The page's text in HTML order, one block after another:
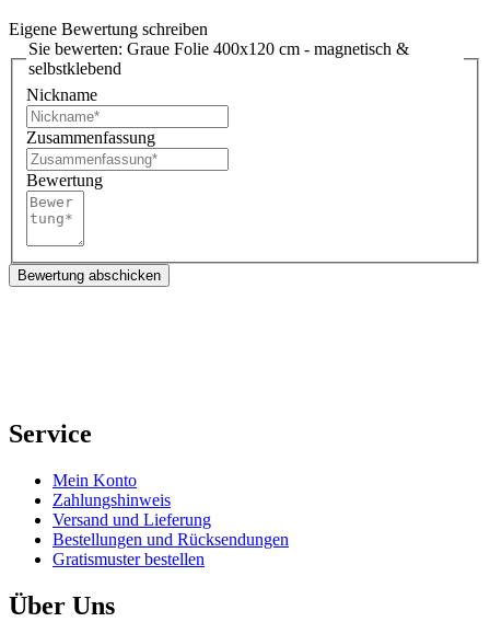
Eigene Bewertung schreiben
Sie bewerten: Graue Folie 400x120 cm - magnetisch &
selbstklebend
Nickname
Zusammenfassung
Bewertung
Bewertung abschicken
Service
Mein Konto
Zahlungshinweis
Versand und Lieferung
Bestellungen und Rücksendungen
Gratismuster bestellen
Über Uns